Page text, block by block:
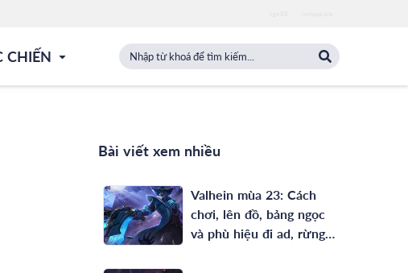
CHIẾN
Bài viết xem nhiều
Valhein mùa 23: Cách
chơi, lên đồ, bảng ngọc
và phù hiệu đi ad, rừng